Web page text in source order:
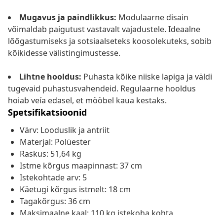
Mugavus ja paindlikkus: Modulaarne disain
võimaldab paigutust vastavalt vajadustele. Ideaalne
lõõgastumiseks ja sotsiaalseteks koosolekuteks, sobib
kõikidesse välistingimustesse.
Lihtne hooldus: Puhasta kõike niiske lapiga ja väldi
tugevaid puhastusvahendeid. Regulaarne hooldus
hoiab veía edasel, et mööbel kaua kestaks.
Spetsifikatsioonid
Värv: Looduslik ja antriit
Materjal: Polüester
Raskus: 51,64 kg
Istme kõrgus maapinnast: 37 cm
Istekohtade arv: 5
Käetugi kõrgus istmelt: 18 cm
Tagakõrgus: 36 cm